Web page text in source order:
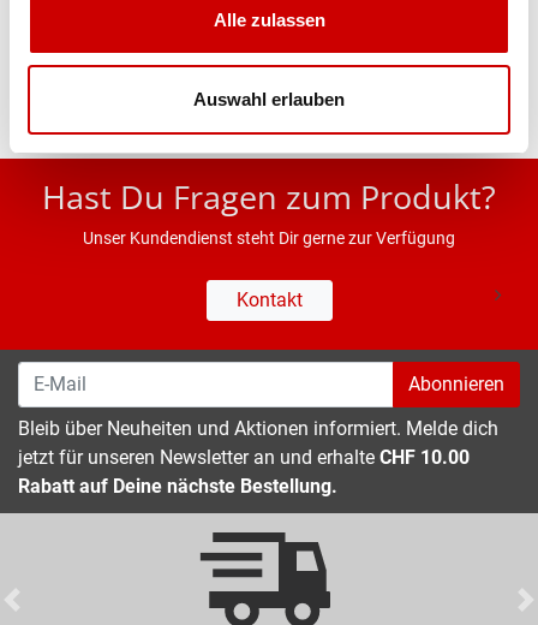
Alle zulassen
Auswahl erlauben
* UVP des Herstellers; Alle Preisangaben inkl. MwSt.
Hast Du Fragen zum Produkt?
Unser Kundendienst steht Dir gerne zur Verfügung
Kontakt
Abonnieren
Bleib über Neuheiten und Aktionen informiert. Melde dich
jetzt für unseren Newsletter an und erhalte CHF 10.00
Rabatt auf Deine nächste Bestellung.
Previous